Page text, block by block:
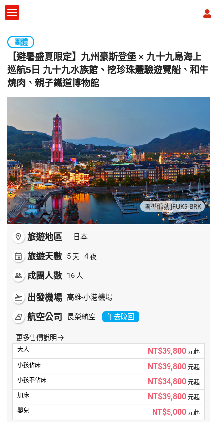
團體
【避暑盛夏限定】九州豪斯登堡 × 九十九島海上
巡航5日 九十九水族館、挖珍珠體驗遊覽船、和牛
燒肉、親子鐵道博物館
團型編號 JFUK5-BRK
room 旅遊地區 日本
event 旅遊天數 5 天 4夜
people 成團人數 16 人
flight_takeoff 出發機場 高雄-小港機場
airlines 航空公司 長榮航空 午去晚回
更多售價說明arrow_forward
NT$39,800 元起
NT$39,800 元起
NT$34,800 元起
NT$39,800 元起
NT$5,000 元起